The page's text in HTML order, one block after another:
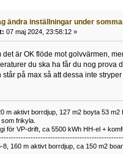
ändra inställningar under
07 maj 2024, 23:58:12 »
det är OK flöde mot golvvärmen,
du ska ha får du nog prova
på max så att dessa inte stryper
m aktivt borrdjup, 127 m2 boyta 53
frikyla.
för VP-drift, ca 5500 kWh HH-el +
160 m aktivt borrdjup, ca 150 m2